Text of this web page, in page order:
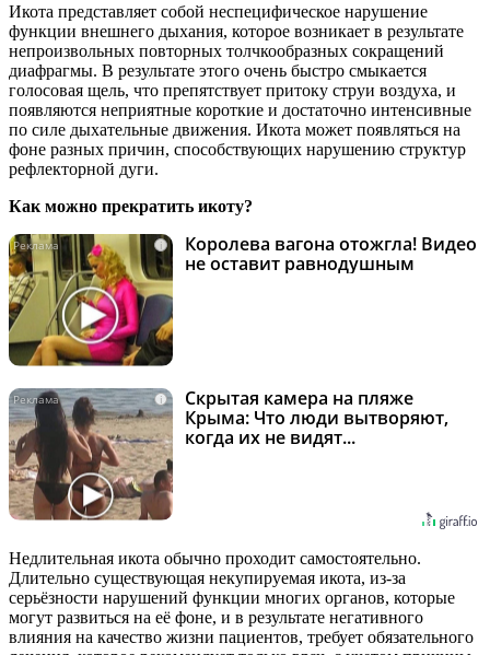
Икота представляет собой неспецифическое нарушение
функции внешнего дыхания, которое возникает в результате
непроизвольных повторных толчкообразных сокращений
диафрагмы. В результате этого очень быстро смыкается
голосовая щель, что препятствует притоку струи воздуха, и
появляются неприятные короткие и достаточно интенсивные
по силе дыхательные движения. Икота может появляться на
фоне разных причин, способствующих нарушению структур
рефлекторной дуги.
Как можно прекратить икоту?
i
Королева вагона отожгла! Видео
не оставит равнодушным
i
Скрытая камера на пляже
Крыма: Что люди вытворяют,
когда их не видят...
Недлительная икота обычно проходит самостоятельно.
Длительно существующая некупируемая икота, из-за
серьёзности нарушений функции многих органов, которые
могут развиться на её фоне, и в результате негативного
влияния на качество жизни пациентов, требует обязательного